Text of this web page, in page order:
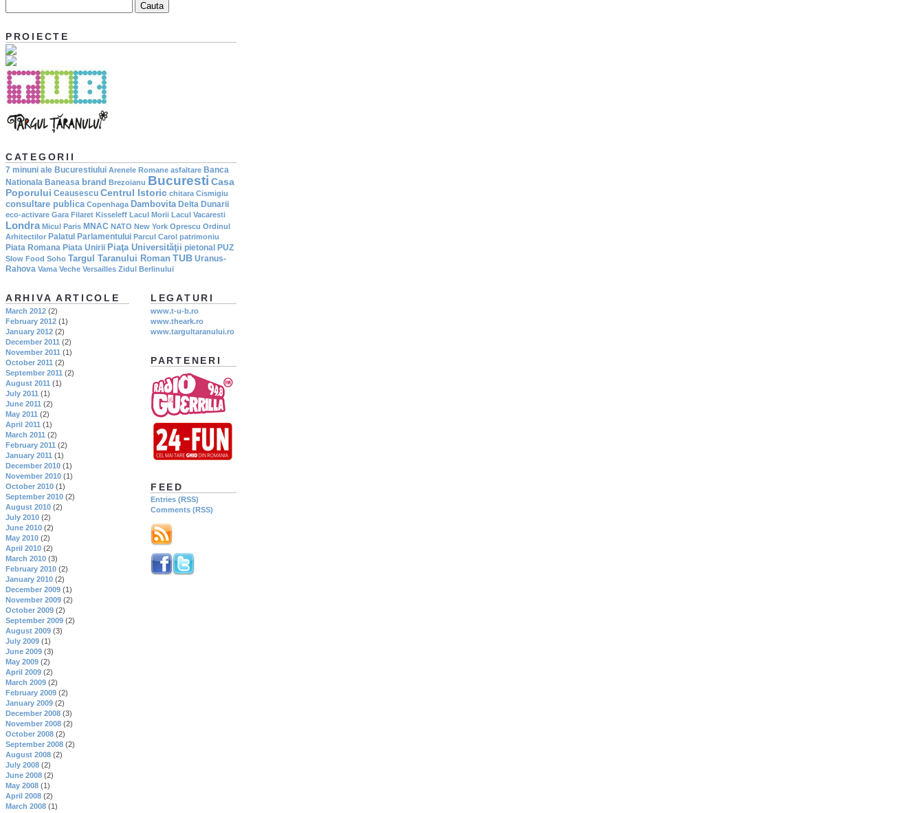
PROIECTE
CATEGORII
7 minuni ale Bucurestiului Arenele Romane asfaltare Banca
Nationala Baneasa brand Brezoianu Bucuresti Casa
Poporului Ceausescu Centrul Istoric chitara Cismigiu
consultare publica Copenhaga Dambovita Delta Dunarii
eco-activare Gara Filaret Kisseleff Lacul Morii Lacul Vacaresti
Londra Micul Paris MNAC NATO New York Oprescu Ordinul
Arhitectilor Palatul Parlamentului Parcul Carol patrimoniu
Piata Romana Piata Unirii Piaţa Universităţii pietonal PUZ
Slow Food Soho Targul Taranului Roman TUB Uranus-
Rahova Vama Veche Versailles Zidul Berlinului
LEGATURI
www.t-u-b.ro
www.theark.ro
www.targultaranului.ro
PARTENERI
FEED
Entries (RSS)
Comments (RSS)
ARHIVA ARTICOLE
March 2012 (2)
February 2012 (1)
January 2012 (2)
December 2011 (2)
November 2011 (1)
October 2011 (2)
September 2011 (2)
August 2011 (1)
July 2011 (1)
June 2011 (2)
May 2011 (2)
April 2011 (1)
March 2011 (2)
February 2011 (2)
January 2011 (1)
December 2010 (1)
November 2010 (1)
October 2010 (1)
September 2010 (2)
August 2010 (2)
July 2010 (2)
June 2010 (2)
May 2010 (2)
April 2010 (2)
March 2010 (3)
February 2010 (2)
January 2010 (2)
December 2009 (1)
November 2009 (2)
October 2009 (2)
September 2009 (2)
August 2009 (3)
July 2009 (1)
June 2009 (3)
May 2009 (2)
April 2009 (2)
March 2009 (2)
February 2009 (2)
January 2009 (2)
December 2008 (3)
November 2008 (2)
October 2008 (2)
September 2008 (2)
August 2008 (2)
July 2008 (2)
June 2008 (2)
May 2008 (1)
April 2008 (2)
March 2008 (1)